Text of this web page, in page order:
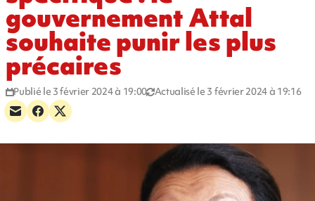
gouvernement Attal
souhaite punir les plus
précaires
Publié le 3 février 2024 à 19:00 Actualisé le 3 février 2024 à 19:16